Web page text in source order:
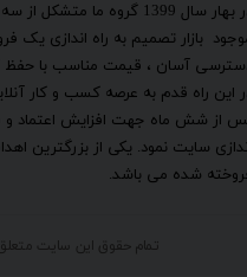
​در بهار سال 1399 گروه ما
بازار تصمیم به راه اندازی یک
آسان ، قیمت مناسب با حفظ
این راه قدم به عرصه کسب و کار
از شش ماه جهت افزایش اعتماد و
سایت نمود. یکی از بزرگترین
شده می باشد.
تمام حقوق این سایت